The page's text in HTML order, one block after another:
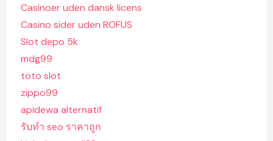
Casinoer uden dansk licens
Casino sider uden ROFUS
Slot depo 5k
mdg99
toto slot
zippo99
apidewa alternatif
รับทํา seo ราคาถูก